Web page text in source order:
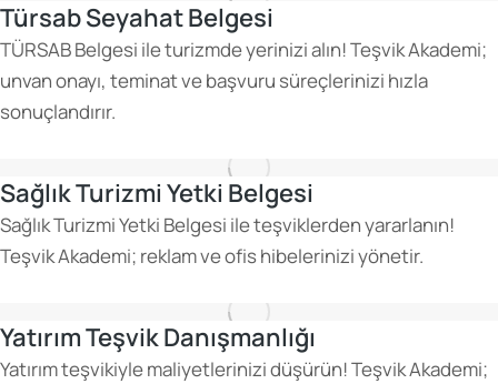
Türsab Seyahat Belgesi
TÜRSAB Belgesi ile turizmde yerinizi alın! Teşvik Akademi;
unvan onayı, teminat ve başvuru süreçlerinizi hızla
sonuçlandırır.
Sağlık Turizmi Yetki Belgesi
Sağlık Turizmi Yetki Belgesi ile teşviklerden yararlanın!
Teşvik Akademi; reklam ve ofis hibelerinizi yönetir.
Yatırım Teşvik Danışmanlığı
Yatırım teşvikiyle maliyetlerinizi düşürün! Teşvik Akademi;